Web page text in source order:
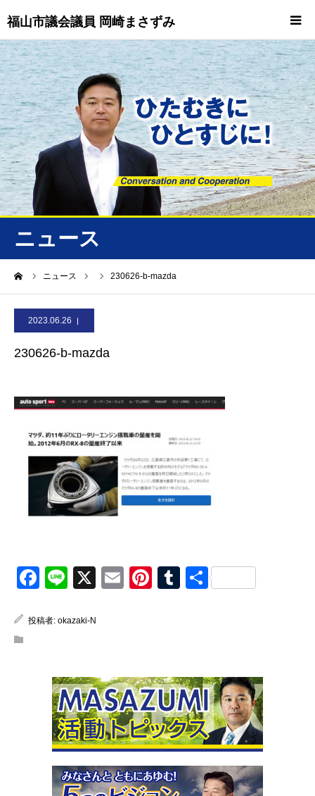
福山市議会議員 岡崎まさずみ
ニュース
ニュース 230626-b-mazda
2023.06.26
230626-b-mazda
Facebook
Line
X EmailPinterest
Tumblr
共
投稿者: okazaki-N
HOME
重要情報
プロフィール
ニュース/トピックス
ニュース